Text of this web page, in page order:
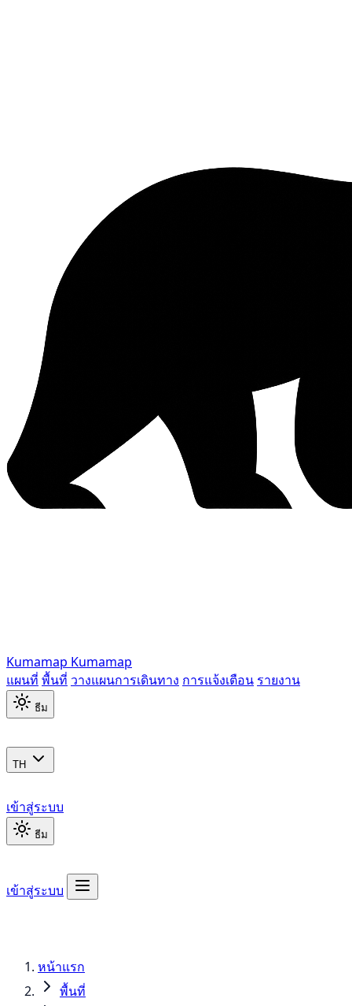
Kumamap Kumamap
แผนที่ พื้นที่ วางแผนการเดินทาง การแจ้งเตือน รายงาน
ธีม
TH
เข้าสู่ระบบ
ธีม
เข้าสู่ระบบ
หน้าแรก
พื้นที่